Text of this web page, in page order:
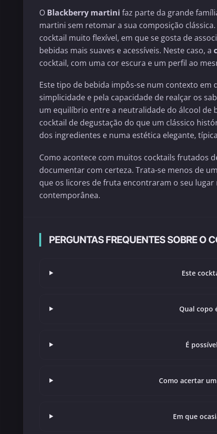
O Blackberry martini faz parte da grande
martini sem retomar a sua composição
cocktail muito flexível, em que se gosta de
bebidas mais suaves e acessíveis. Neste caso, a
cocktail, com uma cor escura e um perfil ao
Este tipo de bebida impôs-se num contexto em
simplicidade e pela capacidade de realçar os
um equilíbrio entre a neutralidade do álcool de
cocktail de degustação do que um clássico
dos ingredientes e numa estética elegante,
Como acontece com muitos cocktails frutados
documentar com certeza. Trata-se menos de
que os licores de fruta encontraram o seu
contemporânea.
PERGUNTAS FREQUENTES SOBRE O
Este
Qual copo
É
Como acertar
Em que